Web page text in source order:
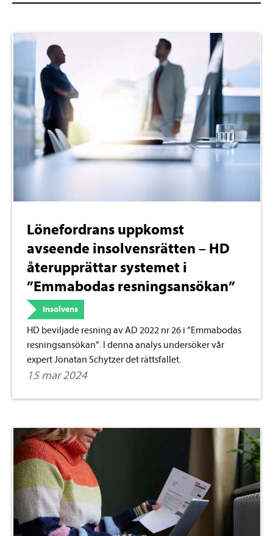
Lönefordrans uppkomst
avseende insolvensrätten – HD
återupprättar systemet i
”Emmabodas resningsansökan”
Insolvens
HD beviljade resning av AD 2022 nr 26 i ”Emmabodas
resningsansökan”. I denna analys undersöker vår
expert Jonatan Schytzer det rättsfallet.
15 mar 2024